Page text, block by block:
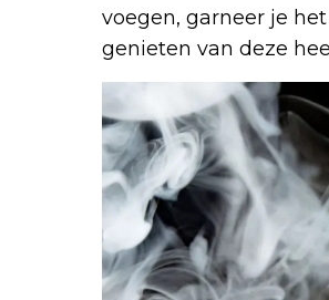
voegen, garneer je
genieten van deze